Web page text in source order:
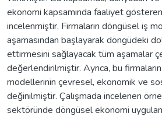
ekonomi kapsamında faaliyet
incelenmiştir. Firmaların döngüsel iş
aşamasından başlayarak döngüdeki
ettirmesini sağlayacak tüm aşamalar
değerlendirilmiştir. Ayrıca, bu
modellerinin çevresel, ekonomik ve
değinilmiştir. Çalışmada incelenen
sektöründe döngüsel ekonomi